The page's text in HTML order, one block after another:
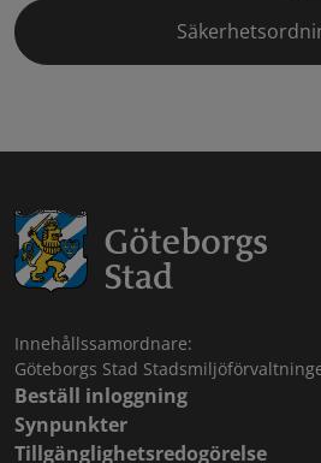
Innehållssamordnare:
Göteborgs Stad
Beställ inloggning
Synpunkter
Tillgänglighetsredogörelse